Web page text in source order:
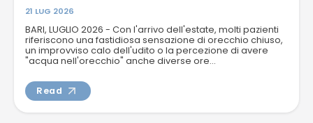
21 LUG 2026
BARI, LUGLIO 2026 - Con l'arrivo dell'estate, molti pazienti
riferiscono una fastidiosa sensazione di orecchio chiuso,
un improvviso calo dell'udito o la percezione di avere
"acqua nell'orecchio" anche diverse ore...
Read